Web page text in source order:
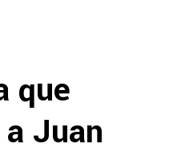
que
Juan